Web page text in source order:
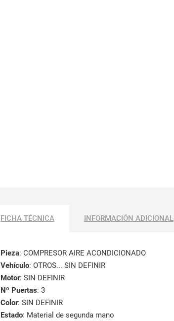
FICHA TÉCNICA INFORMACIÓN ADICIONAL
Pieza: COMPRESOR AIRE ACONDICIONADO
Vehículo: OTROS... SIN DEFINIR
Motor: SIN DEFINIR
Nº Puertas: 3
Color: SIN DEFINIR
Estado: Material de segunda mano